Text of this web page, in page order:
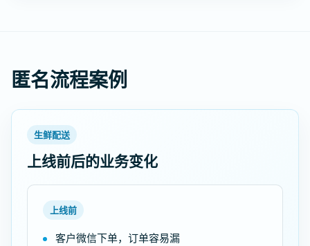
匿名流程案例
生鲜配送
上线前后的业务变化
上线前
客户微信下单，订单容易漏